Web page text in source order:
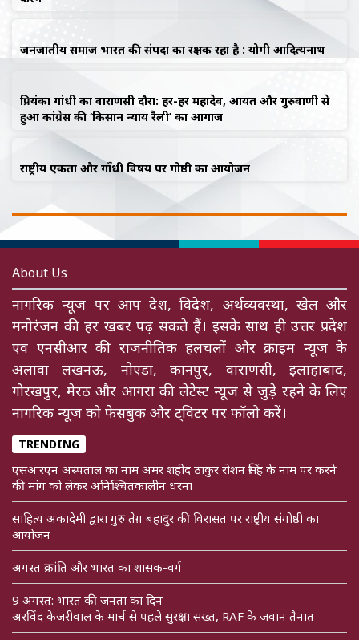
जनजातीय समाज भारत की संपदा का रक्षक रहा है : योगी आदित्यनाथ
प्रियंका गांधी का वाराणसी दौरा: हर-हर महादेव, आयत और गुरुवाणी से
हुआ कांग्रेस की ‘किसान न्याय रैली’ का आगाज
राष्ट्रीय एकता और गाँधी विषय पर गोष्ठी का आयोजन
About Us
नागरिक न्यूज पर आप देश, विदेश, अर्थव्यवस्था, खेल और
मनोरंजन की हर खबर पढ़ सकते हैं। इसके साथ ही उत्तर प्रदेश
एवं एनसीआर की राजनीतिक हलचलों और क्राइम न्यूज के
अलावा लखनऊ, नोएडा, कानपुर, वाराणसी, इलाहाबाद,
गोरखपुर, मेरठ और आगरा की लेटेस्ट न्यूज से जुड़े रहने के लिए
नागरिक न्यूज को फेसबुक और ट्विटर पर फॉलो करें।
TRENDING
एसआरएन अस्पताल का नाम अमर शहीद ठाकुर रोशन सिंह के नाम पर करने
की मांग को लेकर अनिश्चितकालीन धरना
साहित्य अकादेमी द्वारा गुरु तेग़ बहादुर की विरासत पर राष्ट्रीय संगोष्ठी का
आयोजन
अगस्त क्रांति और भारत का शासक-वर्ग
9 अगस्त: भारत की जनता का दिन
अरविंद केजरीवाल के मार्च से पहले सुरक्षा सख्त, RAF के जवान तैनात